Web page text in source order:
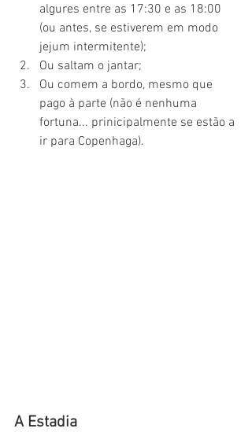
algures entre as 17:30 e as 18:00
(ou antes, se estiverem em modo
jejum intermitente);
Ou saltam o jantar;
Ou comem a bordo, mesmo que
pago à parte (não é nenhuma
fortuna... prinicipalmente se estão a
ir para Copenhaga).
A Estadia